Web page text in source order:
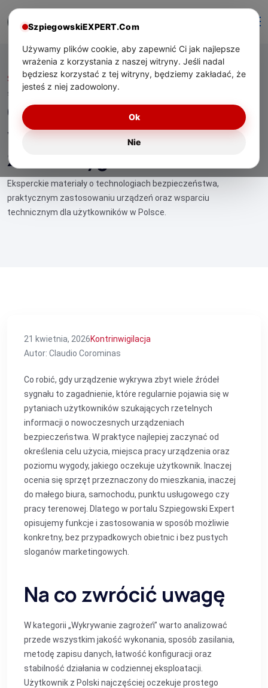
Start/ Co robić, gdy urządzenie wykrywa zbyt wiele źródeł
sygnału
Co robić, gdy urządzenie
wykrywa zbyt wiele
źródeł sygnału
Eksperckie materiały o technologiach bezpieczeństwa,
praktycznym zastosowaniu urządzeń oraz wsparciu
technicznym dla użytkowników w Polsce.
21 kwietnia, 2026Kontrinwigilacja
Autor: Claudio Corominas
Co robić, gdy urządzenie wykrywa zbyt wiele źródeł
sygnału to zagadnienie, które regularnie pojawia się w
pytaniach użytkowników szukających rzetelnych
informacji o nowoczesnych urządzeniach
bezpieczeństwa. W praktyce najlepiej zaczynać od
określenia celu użycia, miejsca pracy urządzenia oraz
poziomu wygody, jakiego oczekuje użytkownik. Inaczej
ocenia się sprzęt przeznaczony do mieszkania, inaczej
do małego biura, samochodu, punktu usługowego czy
pracy terenowej. Dlatego w portalu Szpiegowski Expert
opisujemy funkcje i zastosowania w sposób możliwie
konkretny, bez przypadkowych obietnic i bez pustych
sloganów marketingowych.
Na co zwrócić uwagę
W kategorii „Wykrywanie zagrożeń” warto analizować
przede wszystkim jakość wykonania, sposób zasilania,
metodę zapisu danych, łatwość konfiguracji oraz
stabilność działania w codziennej eksploatacji.
Użytkownik z Polski najczęściej oczekuje prostego
SzpiegowskiEXPERT.Com
Używamy plików cookie, aby zapewnić Ci jak najlepsze
wrażenia z korzystania z naszej witryny. Jeśli nadal
będziesz korzystać z tej witryny, będziemy zakładać, że
jesteś z niej zadowolony.
Nie
Ok